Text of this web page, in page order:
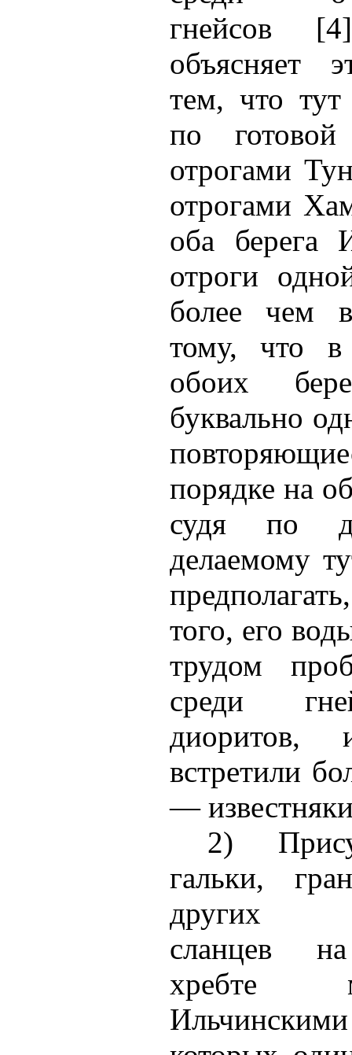
гнейсов [4
объясняет
тем, что тут
по
отрогами
отрогами
оба берега
отроги
более чем
тому, что
обоих
буквально
порядке на
судя по
делаемому
того, его
трудом
среди
диоритов,
встретили
—
2)
гальки,
других
сланцев на
хребте